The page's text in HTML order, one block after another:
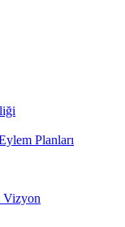
Planları
Vizyon